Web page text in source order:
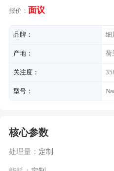
报价： 面议
品牌： 细
产地： 荷
关注度：
型号：
核心参数
处理量： 定制